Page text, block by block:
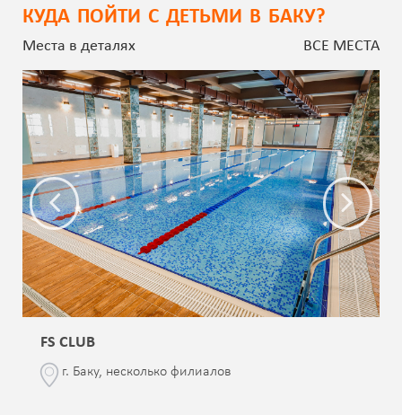
КУДА ПОЙТИ С ДЕТЬМИ В БАКУ?
Места в деталях ВСЕ МЕСТА
FS CLUB
г. Баку, несколько филиалов